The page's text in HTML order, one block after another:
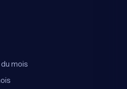
mois